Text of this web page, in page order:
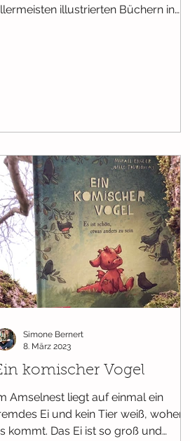
illustrierten Büchern in
komischer Vogel
Amselnest liegt auf einmal ein
Ei und kein Tier weiß, woher
kommt. Das Ei ist so groß und
Simone Bernert
8. März 2023